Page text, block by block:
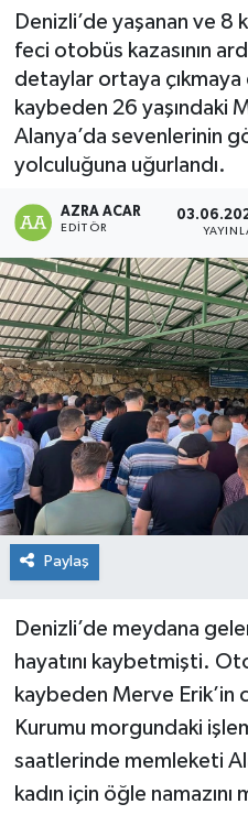
Denizli’de yaşanan ve 8
feci otobüs kazasının
detaylar ortaya çıkmaya
kaybeden 26 yaşındaki
Alanya’da sevenlerinin
yolculuğuna uğurlandı.
AZRA ACAR
EDITÖR
Paylaş
Denizli’de meydana
hayatını kaybetmişti.
kaybeden Merve Erik’in
Kurumu morgundaki
saatlerinde memleketi
kadın için öğle
Gündem
Kültür-Sanat
Magazin
Özel haberler
Siyaset
Spor
Haber Arşivi